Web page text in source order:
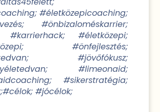
#életközepicoaching;
#önbizaloméskarrier;
#karrierhack; #életközepi;
#önfejlesztés;
#jövőfókusz;
#limeonaid;
#sikerstratégia;
#jócélok;